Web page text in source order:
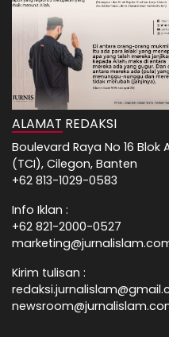
ALAMAT REDAKSI
Boulevard Raya No 16 Blok
(TCI), Cilegon, Banten
+62 813-1029-0583
Info Iklan :
+62 821-2000-0527
Kirim tulisan :